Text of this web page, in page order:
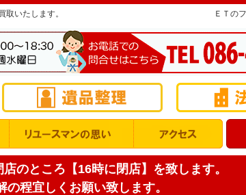
いたします。 ＥＴの
のところ【16時に閉店】を致します。
程宜しくお願い致します。